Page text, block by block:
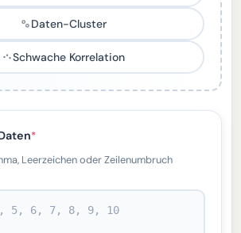
Daten-Cluster
Schwache Korrelation
*
Leerzeichen oder Zeilenumbruch